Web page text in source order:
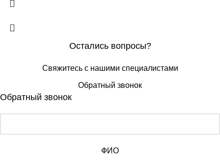
Остались вопросы?
Свяжитесь с нашими специалистами
Обратный звонок
Обратный звонок
ФИО